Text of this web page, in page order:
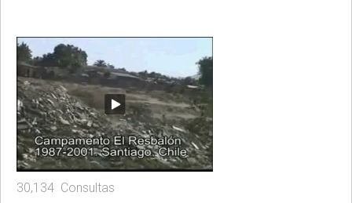
30,134 Consultas